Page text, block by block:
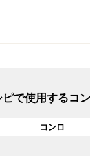
ピで使用するコ
コンロ